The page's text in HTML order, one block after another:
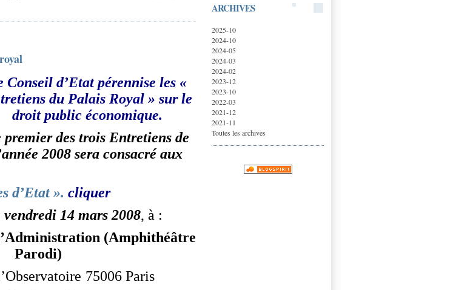
ARCHIVES
2025-10
2024-10
2024-05
2024-03
2024-02
2023-12
2023-10
2022-03
2021-12
2021-11
Toutes les archives
Conseil d’Etat pérennise les «
du Palais Royal » sur le
droit public économique.
premier des trois Entretiens de
2008 sera consacré aux
d’Etat ». cliquer
vendredi 14 mars 2008, à :
(Amphithéâtre
Parodi)
75006 Paris